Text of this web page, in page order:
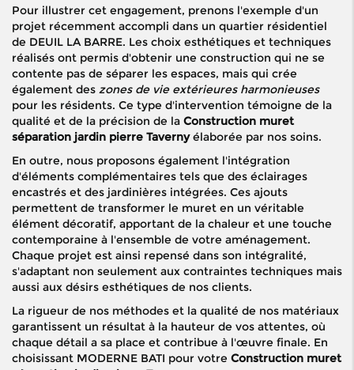
Pour illustrer cet engagement, prenons l'exemple d'un
projet récemment accompli dans un quartier résidentiel
de DEUIL LA BARRE. Les choix esthétiques et techniques
réalisés ont permis d'obtenir une construction qui ne se
contente pas de séparer les espaces, mais qui crée
également des zones de vie extérieures harmonieuses
pour les résidents. Ce type d'intervention témoigne de la
qualité et de la précision de la Construction muret
séparation jardin pierre Tavernyélaborée par nos soins.
En outre, nous proposons également l'intégration
d'éléments complémentaires tels que des éclairages
encastrés et des jardinières intégrées. Ces ajouts
permettent de transformer le muret en un véritable
élément décoratif, apportant de la chaleur et une touche
contemporaine à l'ensemble de votre aménagement.
Chaque projet est ainsi repensé dans son intégralité,
s'adaptant non seulement aux contraintes techniques mais
aussi aux désirs esthétiques de nos clients.
La rigueur de nos méthodes et la qualité de nos matériaux
garantissent un résultat à la hauteur de vos attentes, où
chaque détail a sa place et contribue à l'œuvre finale. En
choisissant MODERNE BATI pour votre Construction muret